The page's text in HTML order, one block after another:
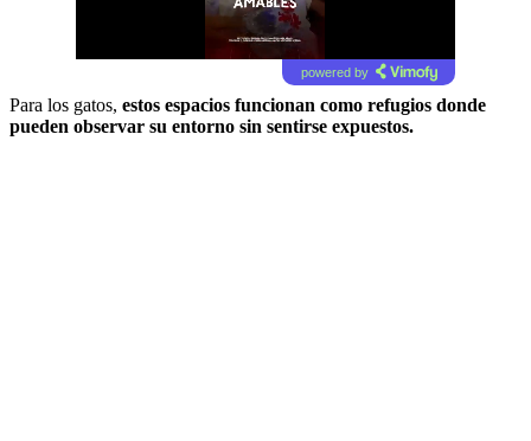
powered by
Para los gatos, estos espacios funcionan como refugios donde
pueden observar su entorno sin sentirse expuestos.